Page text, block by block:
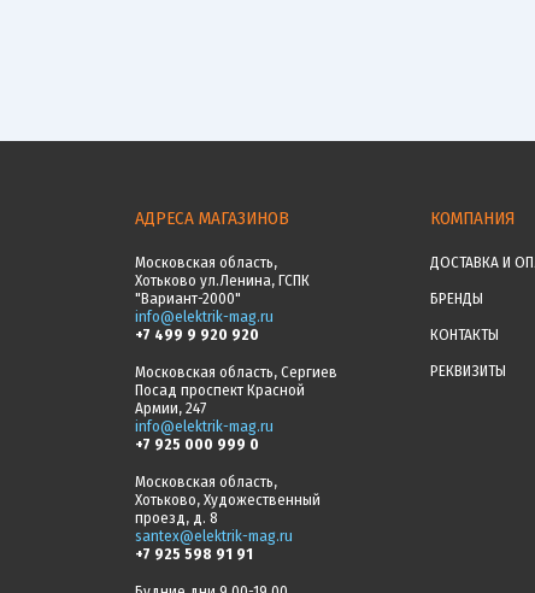
АДРЕСА МАГАЗИНОВ
Московская область,
Хотьково ул.Ленина, ГСПК
"Вариант-2000"
info@elektrik-mag.ru
+7 499 9 920 920
Московская область, Сергиев
Посад проспект Красной
Армии, 247
info@elektrik-mag.ru
+7 925 000 999 0
Московская область,
Хотьково, Художественный
проезд, д. 8
santex@elektrik-mag.ru
+7 925 598 91 91
КОМПАНИЯ
ДОСТАВКА И
БРЕНДЫ
КОНТАКТЫ
РЕКВИЗИТЫ